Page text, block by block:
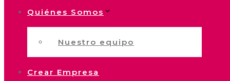
Quiénes Somos
Nuestro equipo
Crear Empresa